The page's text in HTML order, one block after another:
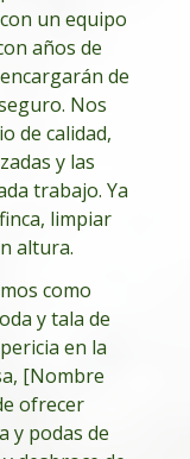
un equipo
años de
de
Nos
de calidad,
y las
trabajo. Ya
limpiar
altura.
como
y tala de
en la
[Nombre
ofrecer
y podas de